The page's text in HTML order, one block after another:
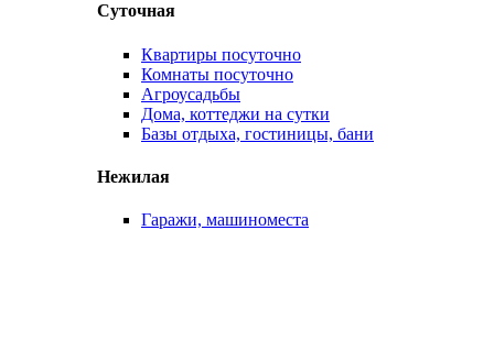
Суточная
Квартиры посуточно
Комнаты посуточно
Агроусадьбы
Дома, коттеджи на сутки
Базы отдыха, гостиницы, бани
Нежилая
Гаражи, машиноместа